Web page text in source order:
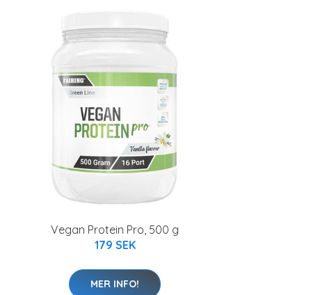
Vegan Protein Pro, 500 g
179 SEK
MER INFO!